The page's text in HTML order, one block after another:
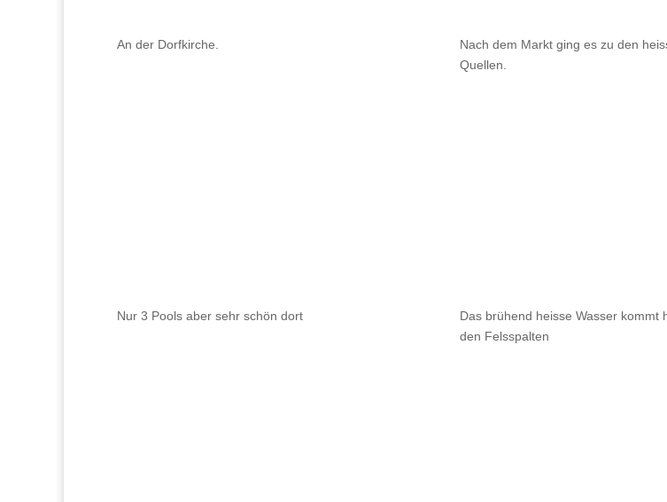
An der Dorfkirche.
Nach dem Markt ging es zu den
Quellen.
Nur 3 Pools aber sehr schön dort
Das brühend heisse Wasser kommt
den Felsspalten